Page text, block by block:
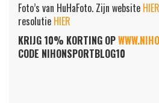
Foto’s van HuHaFoto. Zijn website HIER
resolutie HIER
KRIJG 10% KORTING OP
CODE NIHONSPORTBLOG10